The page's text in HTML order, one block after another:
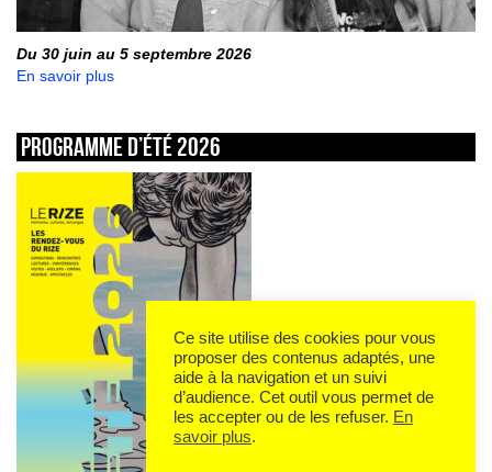
Du 30 juin au 5 septembre 2026
En savoir plus
Programme d’été 2026
Ce site utilise des cookies pour vous
proposer des contenus adaptés, une
aide à la navigation et un suivi
d’audience. Cet outil vous permet de
les accepter ou de les refuser. En
savoir plus.